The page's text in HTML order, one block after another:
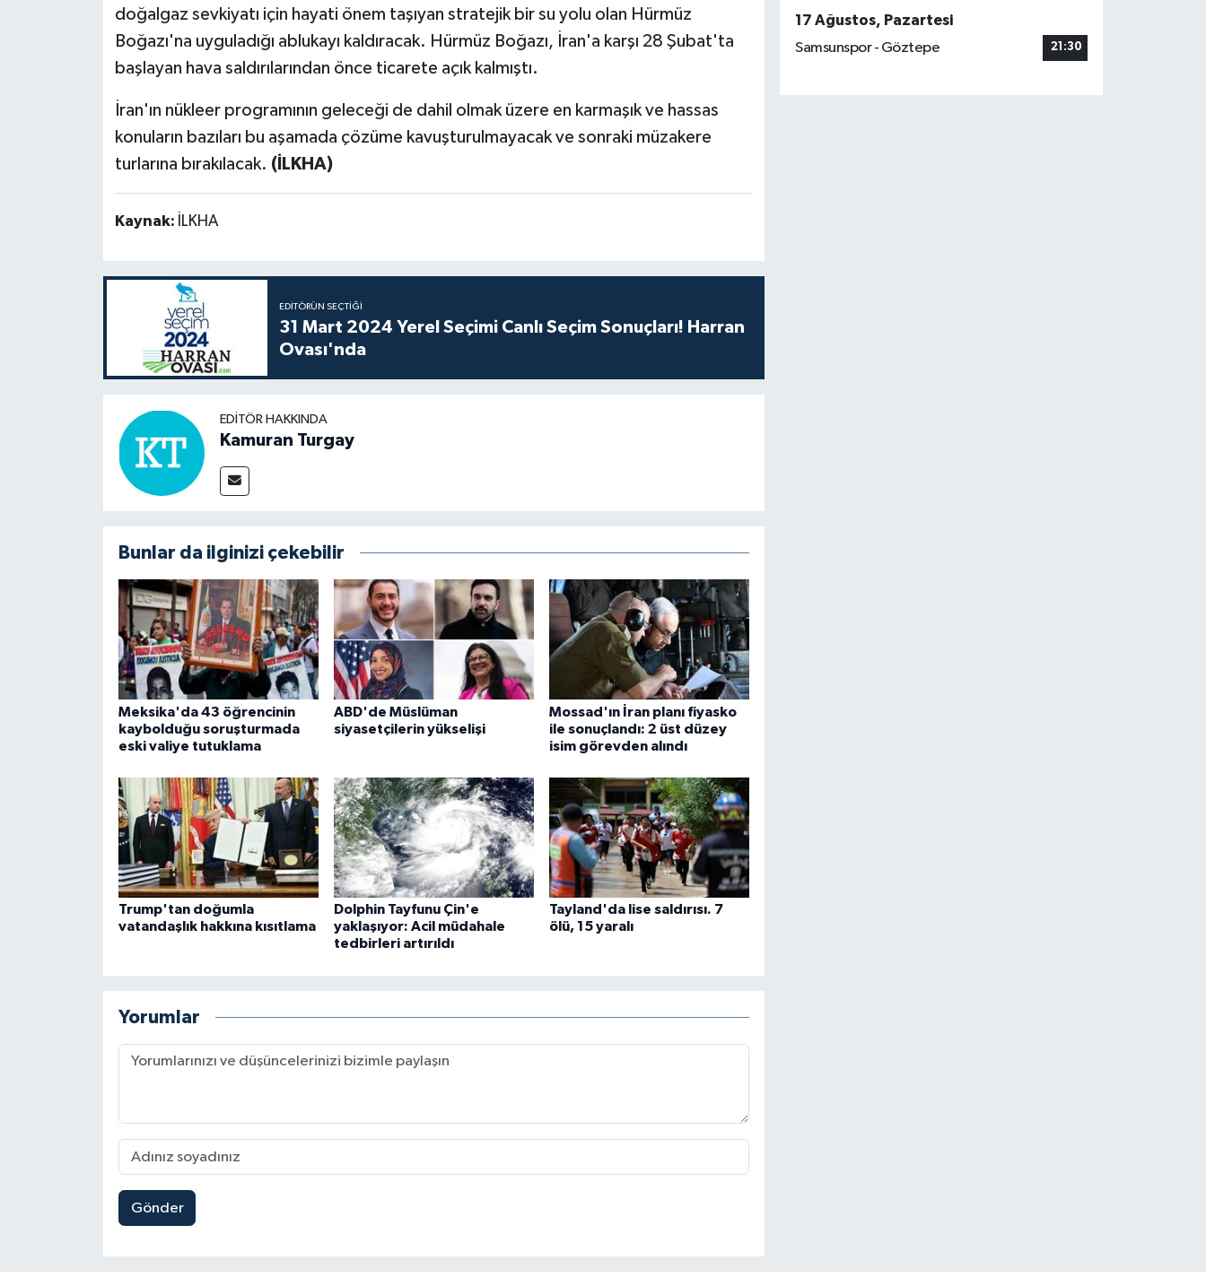
doğalgaz sevkiyatı için hayati önem taşıyan stratejik bir su yolu olan Hürmüz
Boğazı'na uyguladığı ablukayı kaldıracak. Hürmüz Boğazı, İran'a karşı 28 Şubat'ta
başlayan hava saldırılarından önce ticarete açık kalmıştı.
İran'ın nükleer programının geleceği de dahil olmak üzere en karmaşık ve hassas
konuların bazıları bu aşamada çözüme kavuşturulmayacak ve sonraki müzakere
turlarına bırakılacak. (İLKHA)
Kaynak: İLKHA
EDITÖRÜN SEÇTIĞI
31 Mart 2024 Yerel Seçimi Canlı Seçim Sonuçları! Harran
Ovası'nda
EDITÖR HAKKINDA
Kamuran Turgay
Bunlar da ilginizi çekebilir
Meksika'da 43 öğrencinin
kaybolduğu soruşturmada
eski valiye tutuklama
ABD'de Müslüman
siyasetçilerin yükselişi
Mossad'ın İran planı fiyasko
ile sonuçlandı: 2 üst düzey
isim görevden alındı
Trump'tan doğumla
vatandaşlık hakkına kısıtlama
Dolphin Tayfunu Çin'e
yaklaşıyor: Acil müdahale
tedbirleri artırıldı
Tayland'da lise saldırısı. 7
ölü, 15 yaralı
Yorumlar
Gönder
17 Ağustos, Pazartesi
Samsunspor - Göztepe
21:30